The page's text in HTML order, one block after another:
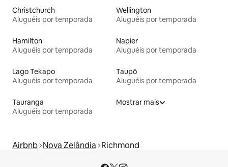
Christchurch
Aluguéis por temporada
Wellington
Aluguéis por temporada
Hamilton
Aluguéis por temporada
Napier
Aluguéis por temporada
Lago Tekapo
Aluguéis por temporada
Taupō
Aluguéis por temporada
Tauranga
Aluguéis por temporada
Mostrar mais
Airbnb Nova Zelândia Richmond